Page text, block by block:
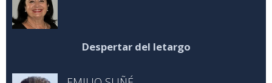
Despertar del letargo